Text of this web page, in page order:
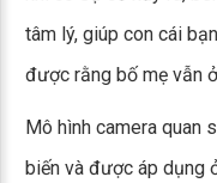
tâm lý, giúp con cái
được rằng bố mẹ vẫn
Mô hình camera quan
biến và được áp dụng